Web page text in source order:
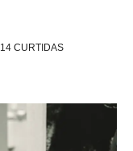
14CURTIDAS